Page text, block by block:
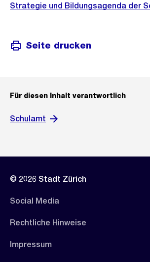
Strategie und Bildungsagenda der
Seite drucken
Für diesen Inhalt verantwortlich
Schulamt
© 2026 Stadt Zürich
Social Media
Rechtliche Hinweise
Impressum